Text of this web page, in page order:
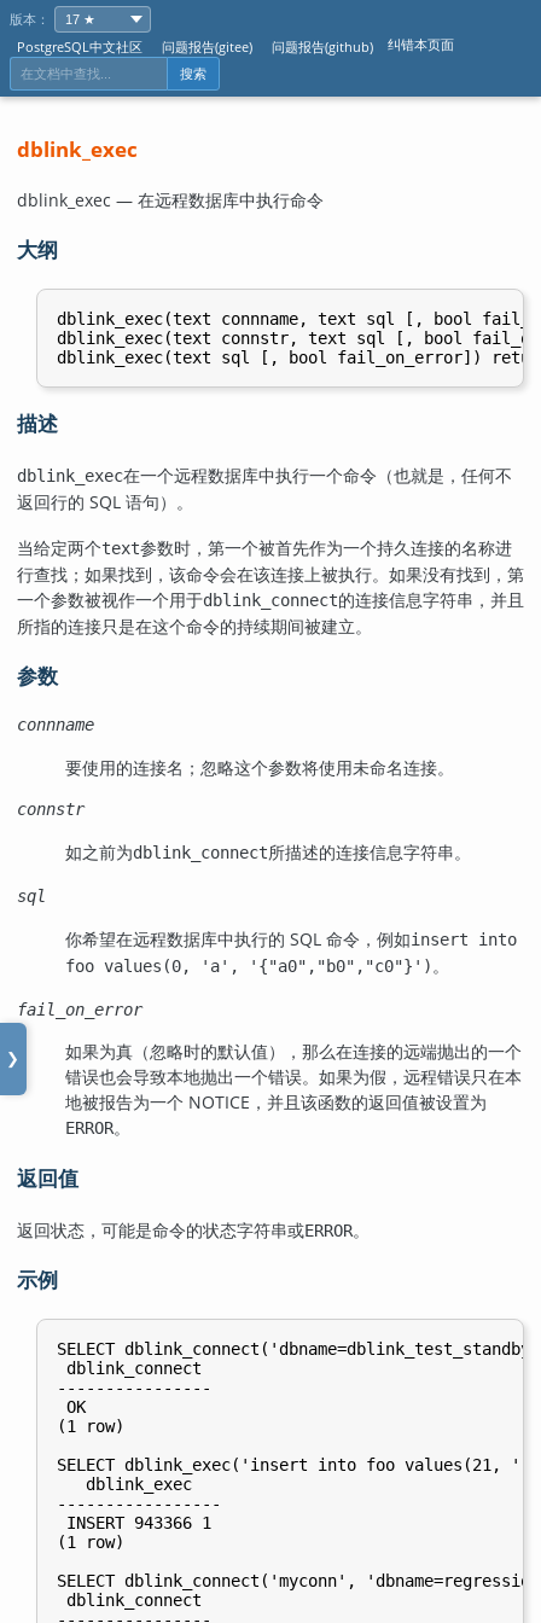
版本：
PostgreSQL中文社区
问题报告(gitee) 问题报告(github) 纠错本页面
搜索
❯
dblink_exec
dblink_exec — 在远程数据库中执行命令
大纲
dblink_exec(text connname, text sql [, bool
dblink_exec(text connstr, text sql [, bool
描述
dblink_exec在一个远程数据库中执行一个命令（也就是，任何不
返回行的 SQL 语句）。
当给定两个text参数时，第一个被首先作为一个持久连接的名称进
行查找；如果找到，该命令会在该连接上被执行。如果没有找到，第
一个参数被视作一个用于dblink_connect的连接信息字符串，并且
所指的连接只是在这个命令的持续期间被建立。
参数
connname
要使用的连接名；忽略这个参数将使用未命名连接。
connstr
如之前为dblink_connect所描述的连接信息字符串。
sql
你希望在远程数据库中执行的 SQL 命令，例如insert into
foo values(0, 'a', '{"a0","b0","c0"}') 。
fail_on_error
如果为真（忽略时的默认值），那么在连接的远端抛出的一个
错误也会导致本地抛出一个错误。如果为假，远程错误只在本
地被报告为一个 NOTICE，并且该函数的返回值被设置为
ERROR。
返回值
返回状态，可能是命令的状态字符串或ERROR。
示例
SELECT
dblink_connect
----------------
OK
(1 row)
SELECT dblink_exec('insert into foo
   dblink_exec
-----------------
INSERT 943366 1
(1 row)
SELECT dblink_connect('myconn',
dblink_connect